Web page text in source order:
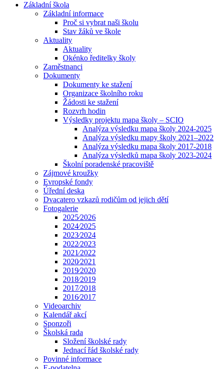
Základní škola
Základní informace
Proč si vybrat naši školu
Stav žáků ve škole
Aktuality
Aktuality
Okénko ředitelky školy
Zaměstnanci
Dokumenty
Dokumenty ke stažení
Organizace školního roku
Žádosti ke stažení
Rozvrh hodin
Výsledky projektu mapa školy – SCIO
Analýza výsledku mapa školy 2024-2025
Analýza výsledku mapy školy 2021–2022
Analýza výsledku mapa školy 2017-2018
Analýza výsledků mapa školy 2023-2024
Školní poradenské pracoviště
Zájmové kroužky
Evropské fondy
Úřední deska
Dvacatero vzkazů rodičům od jejich dětí
Fotogalerie
2025⁄2026
2024⁄2025
2023⁄2024
2022⁄2023
2021⁄2022
2020⁄2021
2019⁄2020
2018⁄2019
2017⁄2018
2016⁄2017
Videoarchiv
Kalendář akcí
Sponzoři
Školská rada
Složení školské rady
Jednací řád školské rady
Povinné informace